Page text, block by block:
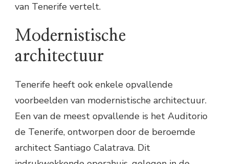
van Tenerife vertelt.
Modernistische
architectuur
Tenerife heeft ook enkele opvallende
voorbeelden van modernistische architectuur.
Een van de meest opvallende is het Auditorio
de Tenerife, ontworpen door de beroemde
architect Santiago Calatrava. Dit